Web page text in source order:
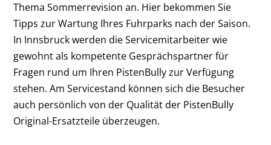
Thema Sommerrevision an. Hier bekommen Sie
Tipps zur Wartung Ihres Fuhrparks nach der Saison.
In Innsbruck werden die Servicemitarbeiter wie
gewohnt als kompetente Gesprächspartner für
Fragen rund um Ihren PistenBully zur Verfügung
stehen. Am Servicestand können sich die Besucher
auch persönlich von der Qualität der PistenBully
Original-Ersatzteile überzeugen.